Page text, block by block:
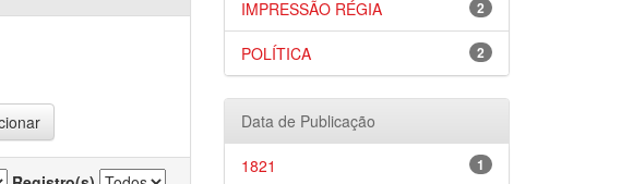
2
IMPRESSÃO RÉGIA
2
POLÍTICA
Data de Publicação
1
1821